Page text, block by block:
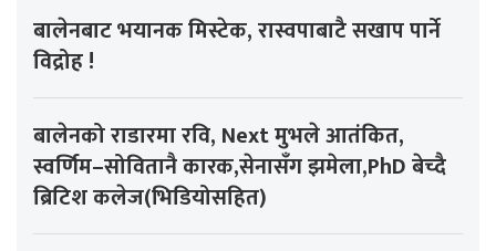
बालेनबाट भयानक मिस्टेक, रास्वपाबाटै सखाप पार्ने
विद्रोह !
बालेनको राडारमा रवि, Next मुभले आतंकित,
स्वर्णिम–सोवितानै कारक,सेनासँग झमेला,PhD बेच्दै
ब्रिटिश कलेज(भिडियोसहित)